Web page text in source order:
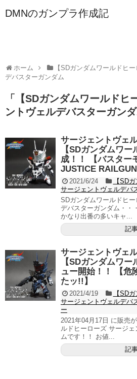
DMNのガンプラ作成記
ホーム
【SDガンダムワールドヒ
デバスターガンダム
「
【SDガンダムワールドヒ
ントヴェルデバスターガン
サージェントヴェ
【SDガンダムワ
成！！ 【バスター
JUSTICE RAILGUN
2021/6/24
【SD
サージェントヴェルデバ
SDガンダムワールドヒ
デバスターガンダム・・
かなり出番の多いキャ...
記
サージェントヴェ
【SDガンダムワ
ュー開始！！ 【危
たッ!!】
2021/4/19
【SD
サージェントヴェルデバ
ー
2021年04月17日 に販売
ルドヒーローズ サージ
ムです！！ お値...
記